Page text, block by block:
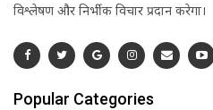
विश्लेषण और निर्भीक विचार प्रदान करेगा।
Popular Categories